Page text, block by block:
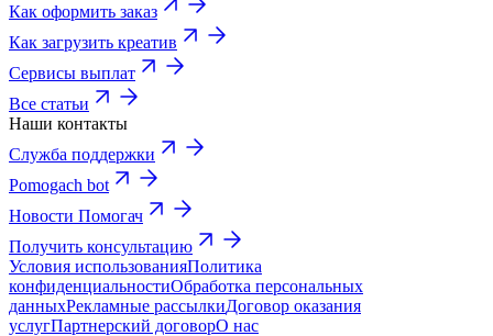
Как оформить заказ
Как загрузить креатив
Сервисы выплат
Все статьи
Наши контакты
Служба поддержки
Pomogach bot
Новости Помогач
Получить консультацию
Условия использованияПолитика
конфиденциальностиОбработка персональных
данныхРекламные рассылкиДоговор оказания
услугПартнерский договорО нас